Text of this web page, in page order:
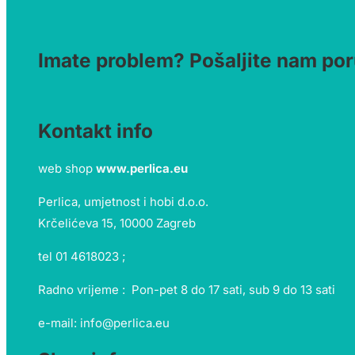
Imate problem? Pošaljite nam
Kontakt info
web shop www.perlica.eu
Perlica, umjetnost i hobi d.o.o.
Krčelićeva 15, 10000 Zagreb
tel 01 4618023 ;
Radno vrijeme : Pon-pet 8 do 17 sati, sub 9 do 13 sati
e-mail: info@perlica.eu